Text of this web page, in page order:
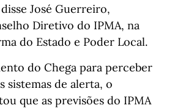
José Guerreiro,
Diretivo do IPMA, na
do Estado e Poder Local.
do Chega para perceber
sistemas de alerta, o
que as previsões do IPMA